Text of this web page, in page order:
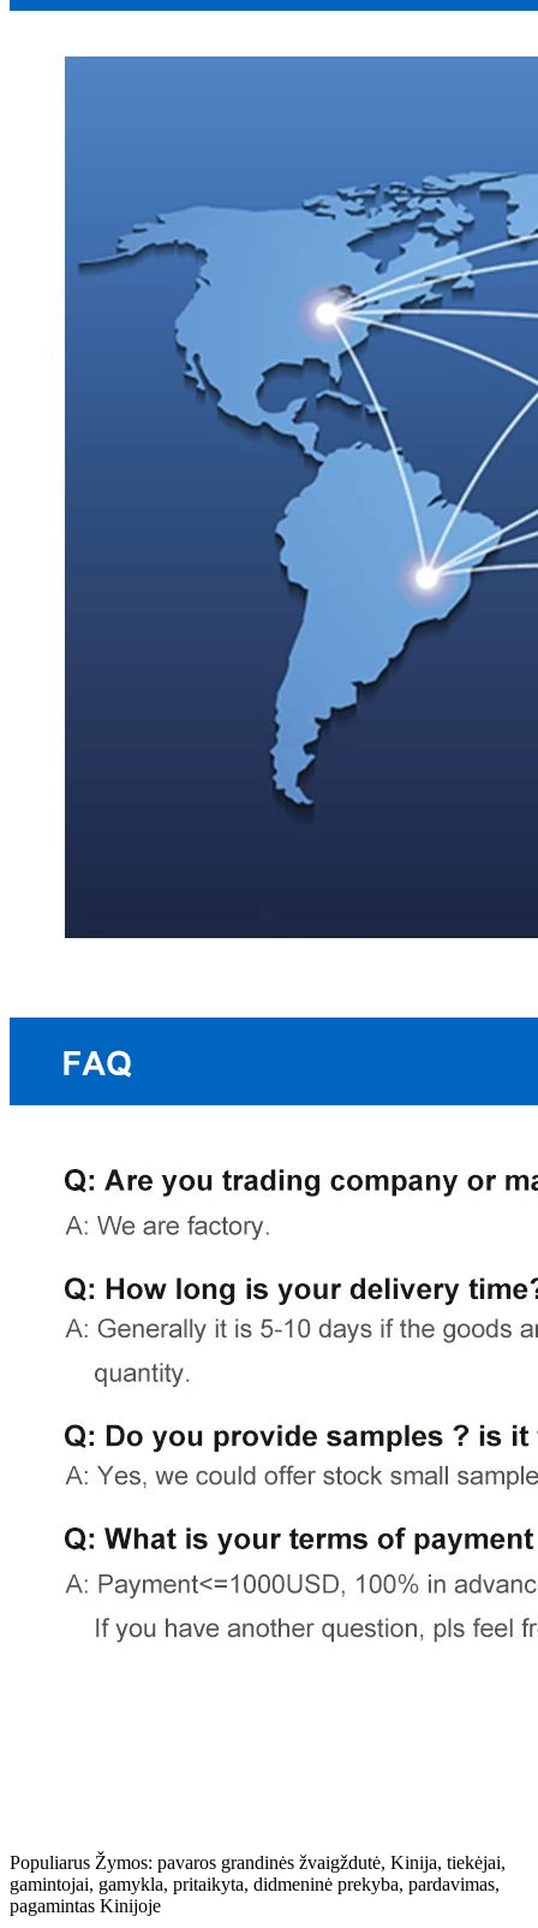
Populiarus Žymos: pavaros grandinės žvaigždutė, Kinija, tiekėjai,
gamintojai, gamykla, pritaikyta, didmeninė prekyba, pardavimas,
pagamintas Kinijoje